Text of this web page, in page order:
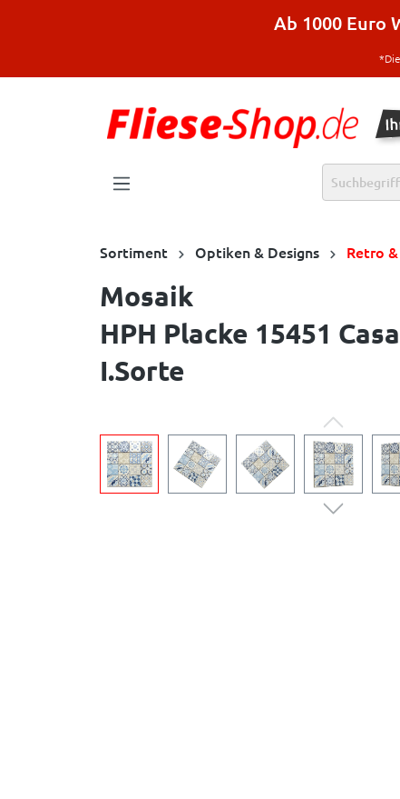
Ab 1000 Euro
Sortiment Optiken & Designs Retro
Mosaik
HPH Placke 15451
I.Sorte